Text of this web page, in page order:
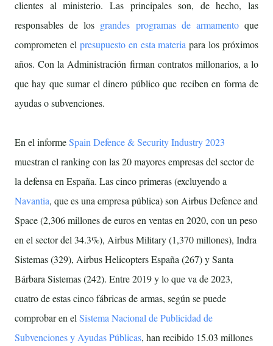
clientes al ministerio. Las principales son, de hecho, las
responsables de los grandes programas de armamentoque
comprometen el presupuesto en esta materia para los próximos
años. Con la Administración firman contratos millonarios, a lo
que hay que sumar el dinero público que reciben en forma de
ayudas o subvenciones.
En el informeSpain Defence & Security Industry 2023
muestran el ranking con las 20 mayores empresas del sector de
la defensa en España. Las cinco primeras (excluyendo a
Navantia, que es una empresa pública) son Airbus Defence and
Space (2,306 millones de euros en ventas en 2020, con un peso
en el sector del 34.3%), Airbus Military (1,370 millones), Indra
Sistemas (329), Airbus Helicopters España (267) y Santa
Bárbara Sistemas (242). Entre 2019 y lo que va de 2023,
cuatro de estas cinco fábricas de armas, según se puede
comprobar en el Sistema Nacional de Publicidad de
Subvenciones y Ayudas Públicas, han recibido 15.03 millones